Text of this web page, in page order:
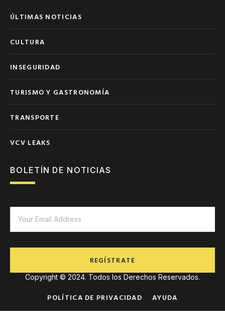
ÚLTIMAS NOTICIAS
CULTURA
INSEGURIDAD
TURISMO Y GASTRONOMÍA
TRANSPORTE
VCV LEAKS
BOLETÍN DE NOTICIAS
REGÍSTRATE
Copyright © 2024. Todos los Derechos Reservados.
POLÍTICA DE PRIVACIDAD AYUDA